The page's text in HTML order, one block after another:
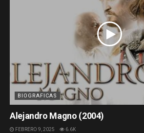
BIOGRAFICAS
Alejandro Magno (2004)
FEBRERO 9, 2025 6.6K